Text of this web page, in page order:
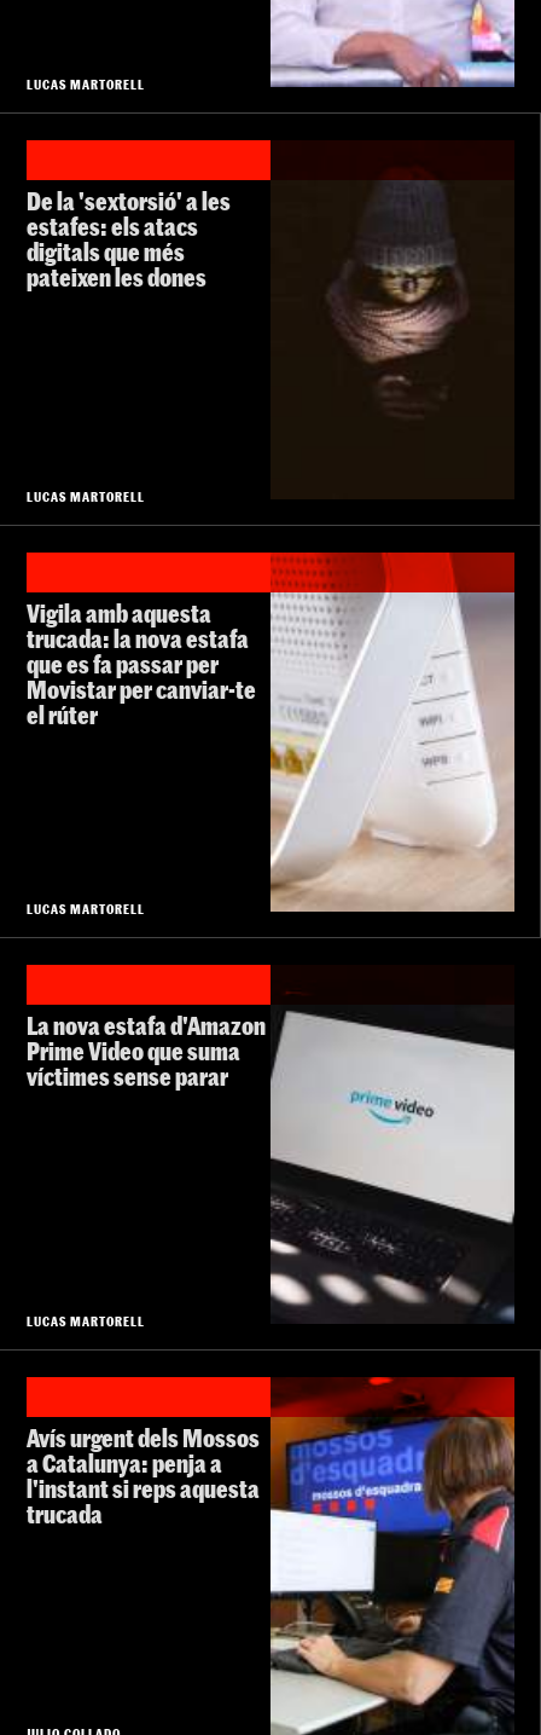
LUCAS MARTORELL
De la 'sextorsió' a les
estafes: els atacs
digitals que més
pateixen les dones
LUCAS MARTORELL
Vigila amb aquesta
trucada: la nova estafa
que es fa passar per
Movistar per canviar-te
el rúter
LUCAS MARTORELL
La nova estafa d'Amazon
Prime Video que suma
víctimes sense parar
LUCAS MARTORELL
Avís urgent dels Mossos
a Catalunya: penja a
l'instant si reps aquesta
trucada